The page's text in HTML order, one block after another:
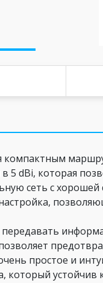
компактным
5 dBi, которая
сеть с хорошей
передавать
позволяет
простое и
который устойчив